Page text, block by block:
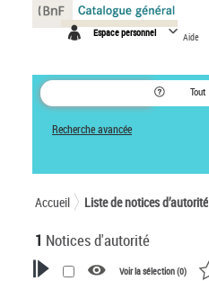
Espace personnel Aide
Tout
Recherche avancée
Accueil Liste de notices d’autorité
1 Notices d'autorité
Voir la sélection (0)
Panneau de gestion des cookies